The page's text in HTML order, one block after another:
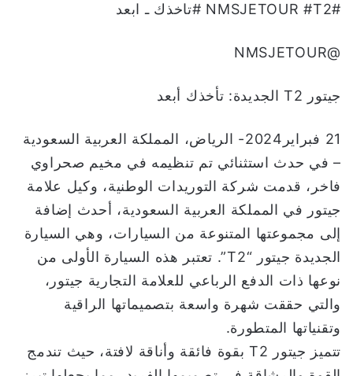
#NMSJETOUR #T2 #تاخذك ـ ابعد
@NMSJETOUR
جيتور T2 الجديدة: تأخذك أبعد
21 فبراير2024- الرياض، المملكة العربية السعودية
– في حدث استثنائي تم تنظيمه في مخيم صحراوي
فاخر، قدمت شركة التوريدات الوطنية، وكيل علامة
جيتور في المملكة العربية السعودية، أحدث إضافة
إلى مجموعتها المتنوعة من السيارات، وهي السيارة
الجديدة جيتور “T2”. تعتبر هذه السيارة الأولى من
نوعها ذات الدفع الرباعي للعلامة التجارية جيتور،
والتي حققت شهرة واسعة بتصميماتها الراقية
وتقنياتها المتطورة.
تتميز جيتور T2 بقوة فائقة وأناقة لافتة، حيث تندمج